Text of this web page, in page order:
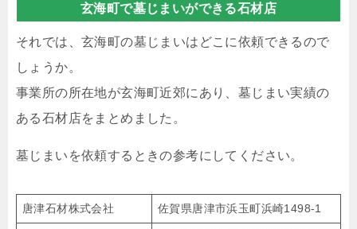
玄海町で墓じまいができる石材店
それでは、玄海町の墓じまいはどこに依頼できるので
しょうか。
事業所の所在地が玄海町近郊にあり、墓じまい実績の
ある石材店をまとめました。
墓じまいを依頼するときの参考にしてください。
唐津石材株式会社 佐賀県唐津市浜玉町浜崎1498-1